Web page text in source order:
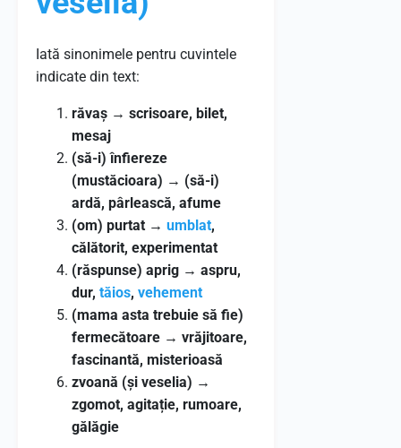
Iată sinonimele pentru cuvintele
indicate din text:
răvaș → scrisoare, bilet,
mesaj
(să-i) înfiereze
(mustăcioara) → (să-i)
ardă, pârlească, afume
(om) purtat → umblat,
călătorit, experimentat
(răspunse) aprig → aspru,
dur, tăios, vehement
(mama asta trebuie să fie)
fermecătoare → vrăjitoare,
fascinantă, misterioasă
zvoană (și veselia) →
zgomot, agitație, rumoare,
gălăgie